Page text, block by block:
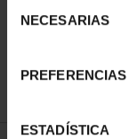
NECESARIAS
PREFERENCIAS
ESTADÍSTICA
73,00 €